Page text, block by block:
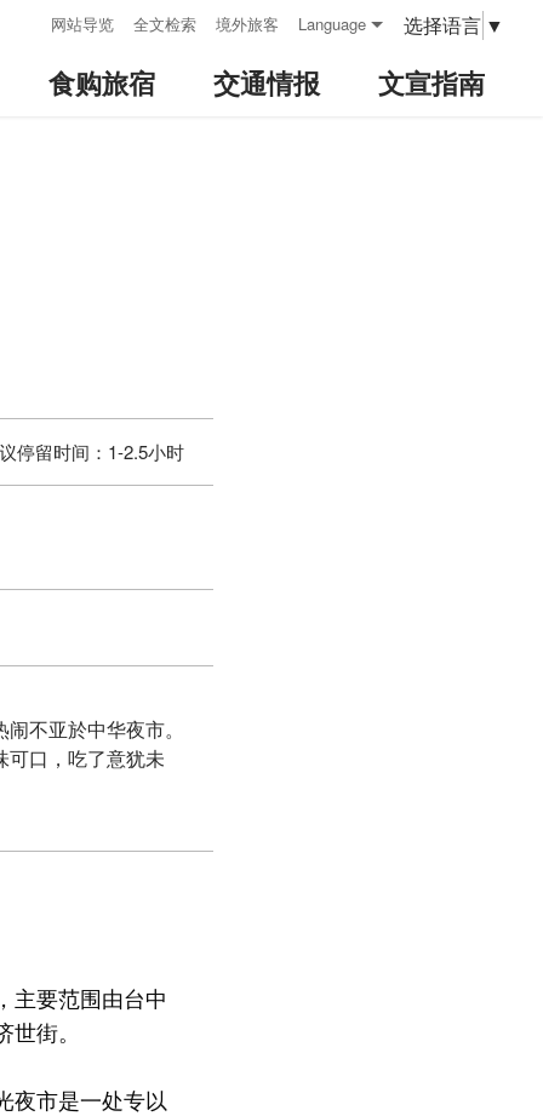
网站导览 全文检索 境外旅客 Language 选择语言 ▼
食购旅宿 交通情报 文宣指南
停留时间： 1-2.5小时
不亚於中华夜市。
可口，吃了意犹未
主要范围由台中
街。
夜市是一处专以